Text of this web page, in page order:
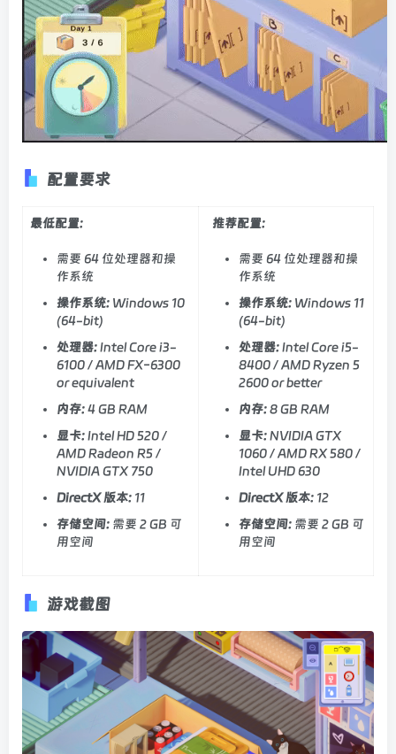
配置要求
最低配置:
需要 64 位处理器和操
作系统
操作系统: Windows 10
(64-bit)
处理器:Intel Core i3-
6100 / AMD FX-6300
or equivalent
内存:4 GB RAM
显卡:Intel HD 520 /
AMD Radeon R5 /
NVIDIA GTX 750
DirectX 版本: 11
存储空间: 需要 2 GB 可
用空间
推荐配置:
需要 64 位处理器和操
作系统
操作系统: Windows 11
(64-bit)
处理器:Intel Core i5-
8400 / AMD Ryzen 5
2600 or better
内存:8 GB RAM
显卡:NVIDIA GTX
1060 / AMD RX 580 /
Intel UHD 630
DirectX 版本: 12
存储空间: 需要 2 GB 可
用空间
游戏截图